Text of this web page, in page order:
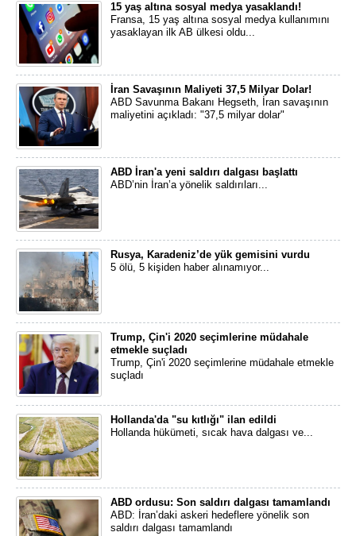
15 yaş altına sosyal medya yasaklandı!
Fransa, 15 yaş altına sosyal medya kullanımını
yasaklayan ilk AB ülkesi oldu...
İran Savaşının Maliyeti 37,5 Milyar Dolar!
ABD Savunma Bakanı Hegseth, İran savaşının
maliyetini açıkladı: "37,5 milyar dolar"
ABD İran'a yeni saldırı dalgası başlattı
ABD’nin İran’a yönelik saldırıları...
Rusya, Karadeniz’de yük gemisini vurdu
5 ölü, 5 kişiden haber alınamıyor...
Trump, Çin'i 2020 seçimlerine müdahale
etmekle suçladı
Trump, Çin'i 2020 seçimlerine müdahale etmekle
suçladı
Hollanda'da "su kıtlığı" ilan edildi
Hollanda hükümeti, sıcak hava dalgası ve...
ABD ordusu: Son saldırı dalgası tamamlandı
ABD: İran’daki askeri hedeflere yönelik son
saldırı dalgası tamamlandı